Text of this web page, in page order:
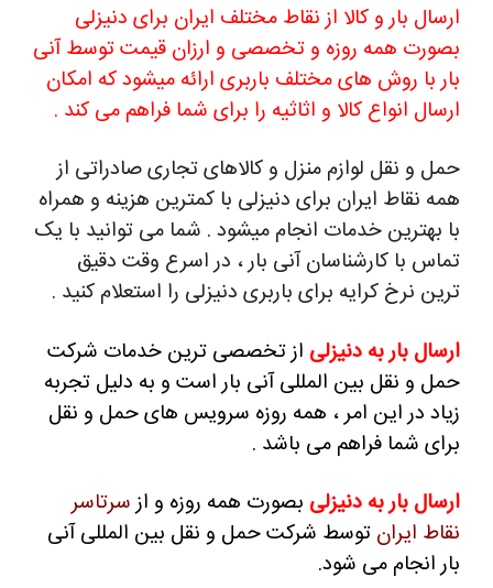
ارسال بار و کالا از نقاط مختلف ایران برای دنیزلی
بصورت همه روزه و تخصصی و ارزان قیمت توسط آنی
بار با روش های مختلف باربری ارائه میشود که امکان
ارسال انواع کالا و اثاثیه را برای شما فراهم می کند .
حمل و نقل لوازم منزل و کالاهای تجاری صادراتی از
همه نقاط ایران برای دنیزلی با کمترین هزینه و همراه
با بهترین خدمات انجام میشود . شما می توانید با یک
تماس با کارشناسان آنی بار ، در اسرع وقت دقیق
ترین نرخ کرایه برای باربری دنیزلی را استعلام کنید .
ارسال بار به دنیزلی از تخصصی ترین خدمات شرکت
حمل و نقل بین المللی آنی بار است و به دلیل تجربه
زیاد در این امر ، همه روزه سرویس های حمل و نقل
برای شما فراهم می باشد .
ارسال بار به دنیزلی بصورت همه روزه و ازسرتاسر
نقاط ایران توسط شرکت حمل و نقل بین المللی آنی
بار انجام می شود.